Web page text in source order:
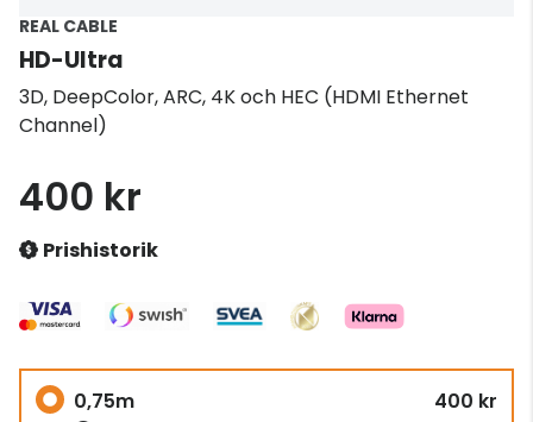
REAL CABLE
HD-Ultra
3D, DeepColor, ARC, 4K och HEC (HDMI Ethernet
Channel)
400 kr
Prishistorik
0,75m
400 kr